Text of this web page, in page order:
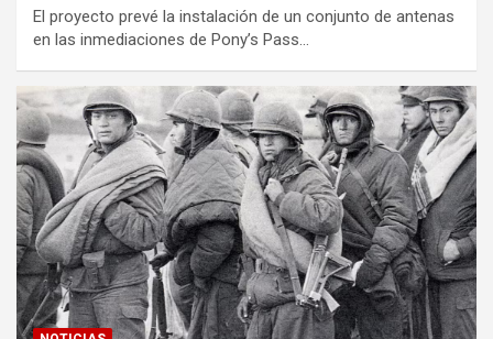
El proyecto prevé la instalación de un conjunto de antenas
en las inmediaciones de Pony’s Pass…